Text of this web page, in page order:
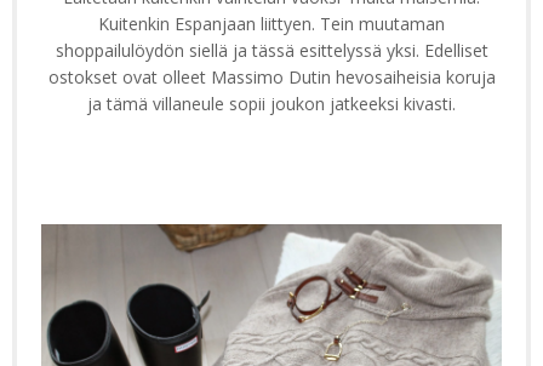
Kuitenkin Espanjaan liittyen. Tein muutaman
shoppailulöydön siellä ja tässä esittelyssä yksi. Edelliset
ostokset ovat olleet Massimo Dutin hevosaiheisia koruja
ja tämä villaneule sopii joukon jatkeeksi kivasti.